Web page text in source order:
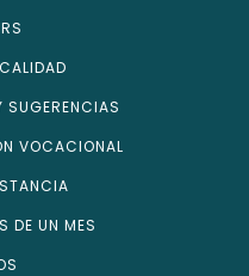
SUGERENCIAS
VOCACIONAL
DE UN MES